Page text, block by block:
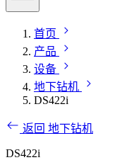
首页
产品
设备
地下钻机
DS422i
返回 地下钻机
DS422i